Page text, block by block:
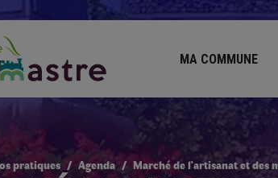
MA COMMUNE
pratiques Agenda Marché de l'artisanat et des